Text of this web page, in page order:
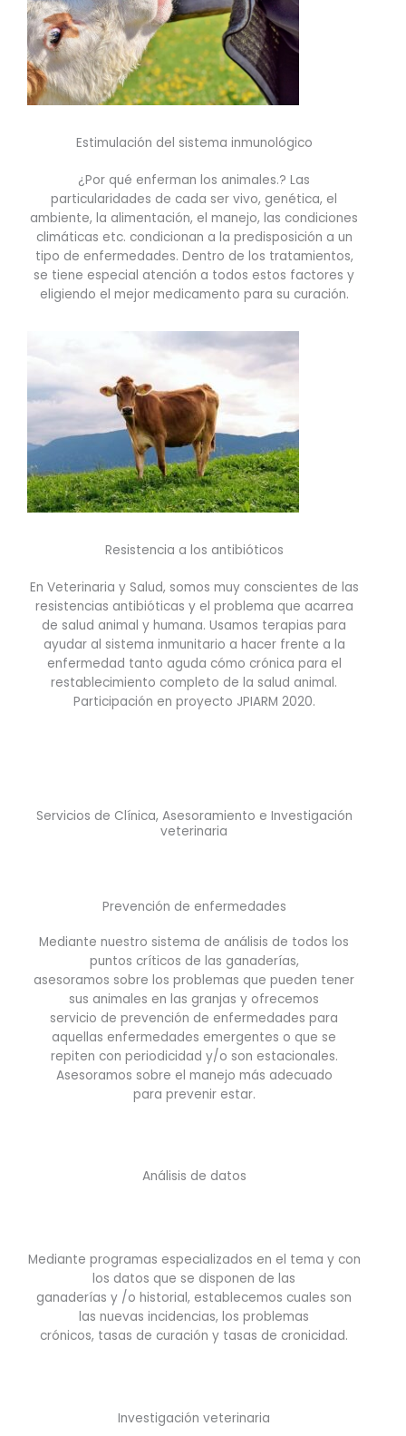
Estimulación del sistema inmunológico
¿Por qué enferman los animales.? Las
particularidades de cada ser vivo, genética, el
ambiente, la alimentación, el manejo, las condiciones
climáticas etc. condicionan a la predisposición a un
tipo de enfermedades. Dentro de los tratamientos,
se tiene especial atención a todos estos factores y
eligiendo el mejor medicamento para su curación.
Resistencia a los antibióticos
En Veterinaria y Salud, somos muy conscientes de las
resistencias antibióticas y el problema que acarrea
de salud animal y humana. Usamos terapias para
ayudar al sistema inmunitario a hacer frente a la
enfermedad tanto aguda cómo crónica para el
restablecimiento completo de la salud animal.
Participación en proyecto JPIARM 2020.
Servicios de Clínica, Asesoramiento e Investigación
veterinaria
Prevención de enfermedades
Mediante nuestro sistema de análisis de todos los
puntos críticos de las ganaderías,
asesoramos sobre los problemas que pueden tener
sus animales en las granjas y ofrecemos
servicio de prevención de enfermedades para
aquellas enfermedades emergentes o que se
repiten con periodicidad y/o son estacionales.
Asesoramos sobre el manejo más adecuado
para prevenir estar.
Análisis de datos
Mediante programas especializados en el tema y con
los datos que se disponen de las
ganaderías y /o historial, establecemos cuales son
las nuevas incidencias, los problemas
crónicos, tasas de curación y tasas de cronicidad.
Investigación veterinaria